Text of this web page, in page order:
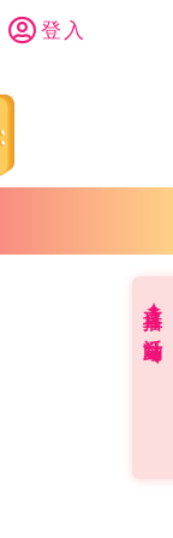
登入
直播✦活動